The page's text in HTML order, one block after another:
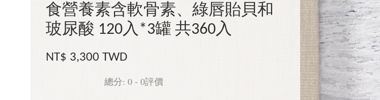
食營養素含軟骨素、綠唇貽貝和
玻尿酸 120入*3罐 共360入
NT$ 3,300 TWD
總分: 0 - 0評價